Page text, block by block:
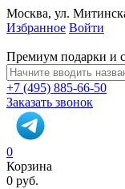
Москва, ул.
Избранное Войти
Премиум подарки и
+7 (495) 885-66-50
Заказать звонок
0
Корзина
0 руб.